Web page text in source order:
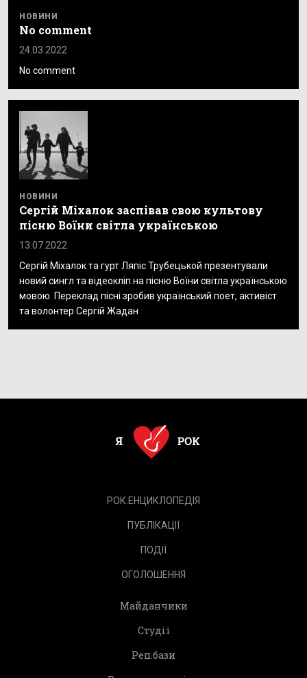
НОВИНИ
No comment
24.03.2022
No comment
НОВИНИ
Сергій Міхалок заспівав свою культову
пісню Воїни світла українською
13.07.2022
Сергій Міхалок та гурт Ляпіс Трубецькой презентували
новий сингл та відеокліп на пісню Воїни світла українською
мовою. Переклад пісні зробив український поет, активіст
та волонтер Сергій Жадан
РОК.ЕНЦИКЛОПЕДІЯ
ПУБЛІКАЦІЇ
ПОДІЇ
ОГОЛОШЕННЯ
Майданчики
Студії
Реп.бази